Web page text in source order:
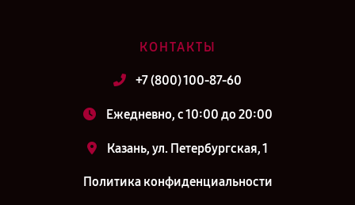
КОНТАКТЫ
+7 (800) 100-87-60
Ежедневно, с 10:00 до 20:00
Казань, ул. Петербургская, 1
Политика конфиденциальности